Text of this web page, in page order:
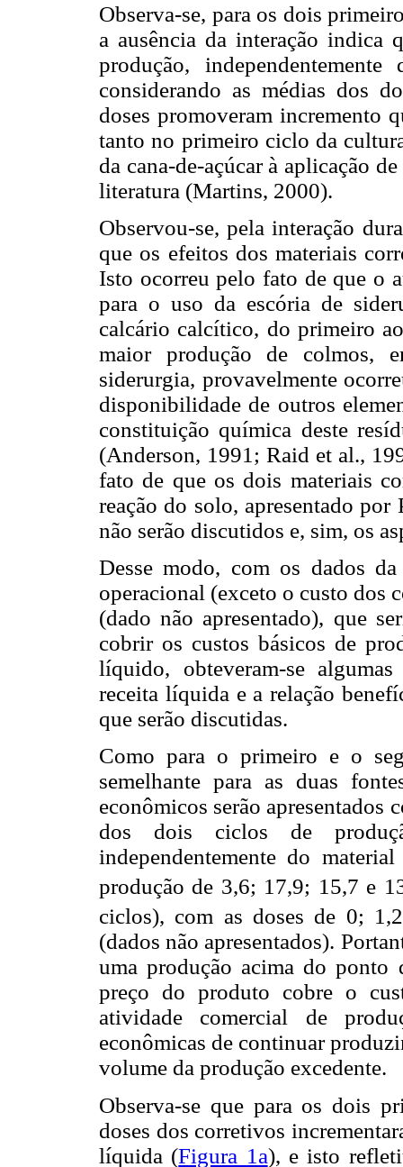
Observa-se, para os dois
a ausência da interação indica
produção,
considerando as médias dos
doses promoveram incremento
tanto no primeiro ciclo da
da cana-de-açúcar à aplicação
literatura (Martins, 2000).
Observou-se, pela interação
que os efeitos dos materiais
Isto ocorreu pelo fato de que o
para o uso da escória de
calcário calcítico, do primeiro
maior produção de colmos,
siderurgia, provavelmente
disponibilidade de outros
constituição química deste
(Anderson, 1991; Raid et al.,
fato de que os dois materiais
reação do solo, apresentado por
não serão discutidos e, sim, os
Desse modo, com os dados
operacional (exceto o custo dos
(dado não apresentado), que
cobrir os custos básicos de
líquido, obteveram-se
receita líquida e a relação
que serão discutidas.
Como para o primeiro e o
semelhante para as duas
econômicos serão apresentados
dos dois ciclos de
independentemente do
produção de 3,6; 17,9; 15,7 e
ciclos), com as doses de 0;
(dados não apresentados).
uma produção acima do ponto
preço do produto cobre o
atividade comercial de
econômicas de continuar
volume da produção excedente.
Observa-se que para os dois
doses dos corretivos
líquida (Figura 1a), e isto